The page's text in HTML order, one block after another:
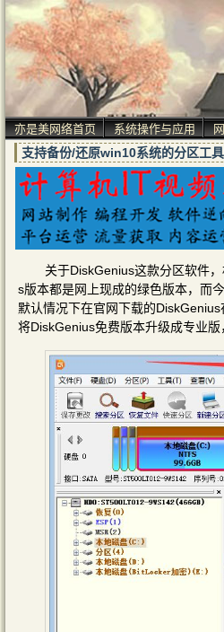
亦是美网络首页 系统操作与应用
支持备份/还原win10系统的分区工
关于DiskGenius这款分区软件
s版本都是网上现成的绿色版本，而
默认情况下在官网下载的
将DiskGenius免费版本升级成专业